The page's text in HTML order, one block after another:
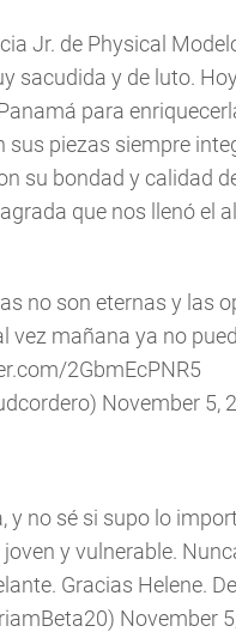
Jr. de Physical
sacudida y de luto.
para
piezas siempre
su bondad y calidad
que nos llenó el
no son eternas y las
mañana ya no
2GbmEcPNR5
November 5,
no sé si supo lo
y vulnerable.
Gracias Helene.
November